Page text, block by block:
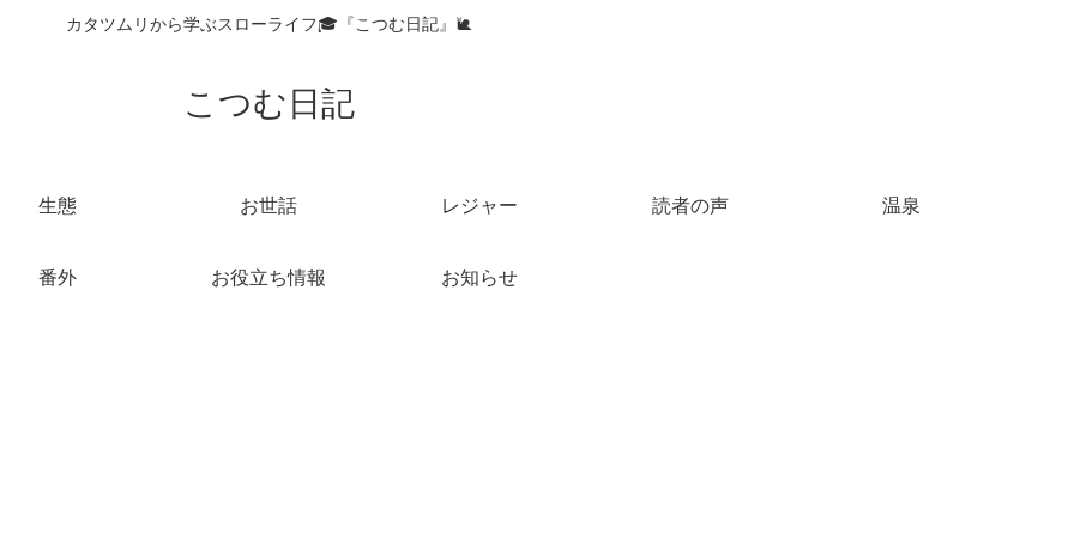
カタツムリから学ぶスローライフ🎓『こつむ日記』🐌
こつむ日記
生態 お世話 レジャー 読者の声 温泉
番外 お役立ち情報 お知らせ